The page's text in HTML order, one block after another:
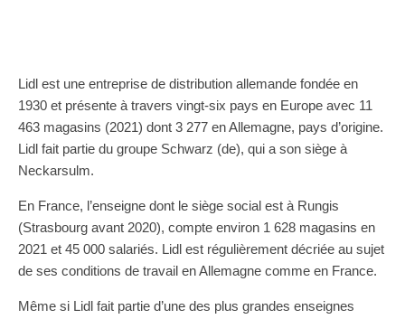
Lidl est une entreprise de distribution allemande fondée en
1930 et présente à travers vingt-six pays en Europe avec 11
463 magasins (2021) dont 3 277 en Allemagne, pays d’origine.
Lidl fait partie du groupe Schwarz (de), qui a son siège à
Neckarsulm.
En France, l’enseigne dont le siège social est à Rungis
(Strasbourg avant 2020), compte environ 1 628 magasins en
2021 et 45 000 salariés. Lidl est régulièrement décriée au sujet
de ses conditions de travail en Allemagne comme en France.
Même si Lidl fait partie d’une des plus grandes enseignes